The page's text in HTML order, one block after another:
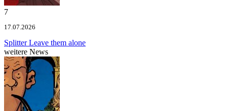
7
17.07.2026
SplitterLeave them alone
weitere News